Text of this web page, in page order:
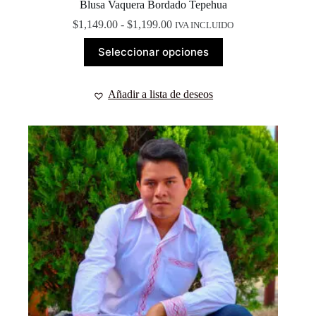
Blusa Vaquera Bordado Tepehua
$1,149.00 - $1,199.00Rango
de
precios:
$1,199.00
IVA INCLUIDO
Seleccionar opciones
producto
tiene
variantes.
se
pueden
elegir
la
página
de
producto
Añadir a lista de deseos